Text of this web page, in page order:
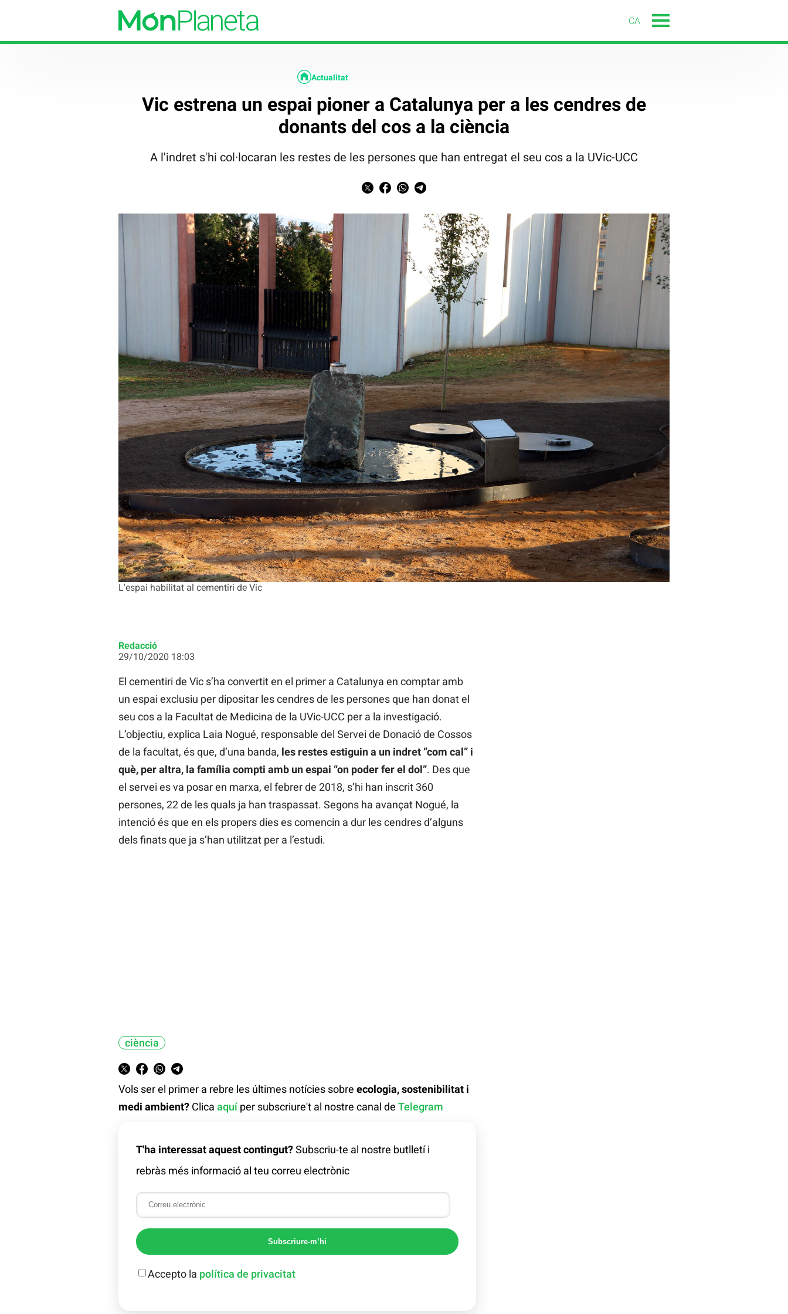
CA
L'espai habilitat al cementiri de Vic
Actualitat
Vic estrena un espai pioner a Catalunya per a les cendres de
donants del cos a la ciència
A l'indret s'hi col·locaran les restes de les persones que han entregat el seu cos a la UVic-UCC
Redacció
29/10/2020 18:03
El cementiri de Vic s’ha convertit en el primer a Catalunya en comptar amb
un espai exclusiu per dipositar les cendres de les persones que han donat el
seu cos a la Facultat de Medicina de la UVic-UCC per a la investigació.
L’objectiu, explica Laia Nogué, responsable del Servei de Donació de Cossos
de la facultat, és que, d’una banda, les restes estiguin a un indret “com cal” i
què, per altra, la família compti amb un espai “on poder fer el dol”. Des que
el servei es va posar en marxa, el febrer de 2018, s’hi han inscrit 360
persones, 22 de les quals ja han traspassat. Segons ha avançat Nogué, la
intenció és que en els propers dies es comencin a dur les cendres d’alguns
dels finats que ja s’han utilitzat per a l’estudi.
ciència
Vols ser el primer a rebre les últimes notícies sobre ecologia, sostenibilitat i
medi ambient?Clica aquíper subscriure't al nostre canal de Telegram
T'ha interessat aquest contingut?Subscriu-te al nostre butlletí i
rebràs més informació al teu correu electrònic
Subscriure-m’hi
Accepto la política de privacitat